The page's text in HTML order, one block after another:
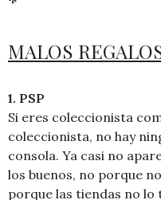
MALOS
1. PSP
Si eres coleccionista
coleccionista, no hay
consola. Ya casi no
los buenos, no porque
porque las tiendas no lo